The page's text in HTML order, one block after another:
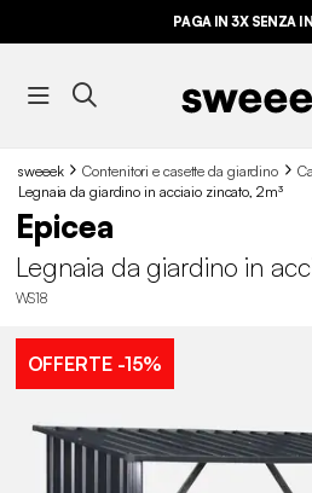
PAGA IN 3X SENZA
sweeek Contenitori e casette da giardino
Legnaia da giardino in acciaio zincato, 2m³
Epicea
Legnaia da giardino in
WS18
OFFERTE-15%